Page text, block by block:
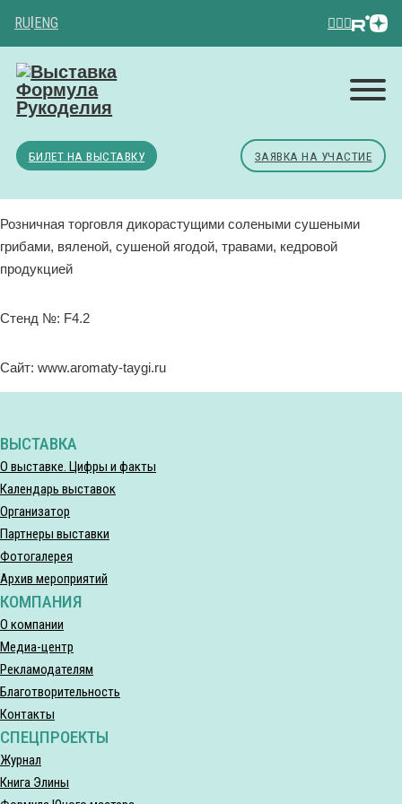
RU ENG
БИЛЕТ НА ВЫСТАВКУ ЗАЯВКА НА УЧАСТИЕ
Розничная торговля дикорастущими солеными сушеными
грибами, вяленой, сушеной ягодой, травами, кедровой
продукцией
Стенд №: F4.2
Сайт: www.aromaty-taygi.ru
ВЫСТАВКА
О выставке. Цифры и факты
Календарь выставок
Организатор
Партнеры выставки
Фотогалерея
Архив мероприятий
КОМПАНИЯ
О компании
Медиа-центр
Рекламодателям
Благотворительность
Контакты
СПЕЦПРОЕКТЫ
Журнал
Книга Элины